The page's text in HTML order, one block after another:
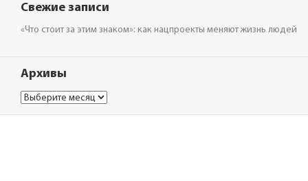
Свежие записи
«Что стоит за этим знаком»: как нацпроекты меняют жизнь людей
Архивы
Архивы